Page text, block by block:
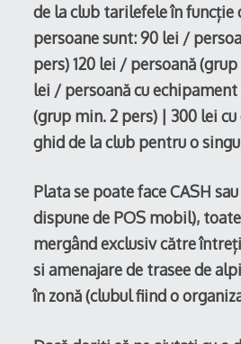
de la club tarilefele în funcție
persoane sunt: 90 lei /
pers)120 lei / persoană
lei / persoană cu
(grup min. 2 pers) | 300 lei
ghid de la club pentru o
Plata se poate face CASH
dispune de POS mobil),
mergând exclusiv către
si amenajare de trasee de
în zonă (clubul fiind o